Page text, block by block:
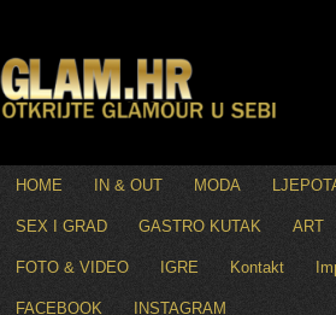
HOME IN & OUT MODA
SEX I GRAD GASTRO KUTAK ART
FOTO & VIDEO IGRE Kontakt
FACEBOOK INSTAGRAM